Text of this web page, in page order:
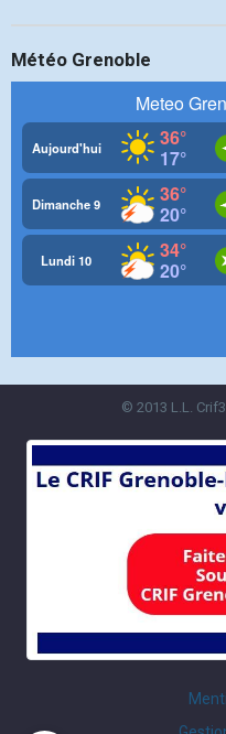
Météo Grenoble
© 2013 L.L.